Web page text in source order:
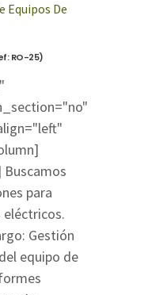
Equipos De
RO-25)
para
eléctricos.
Gestión
equipo de